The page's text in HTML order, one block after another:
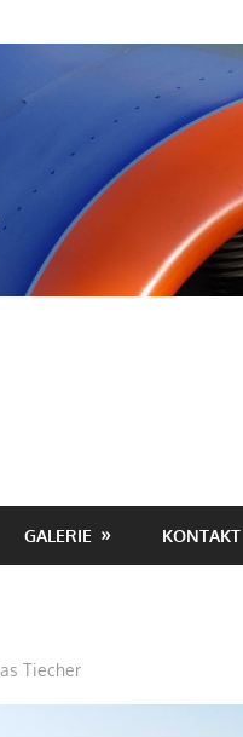
GALERIE KONTAKT
Tiecher